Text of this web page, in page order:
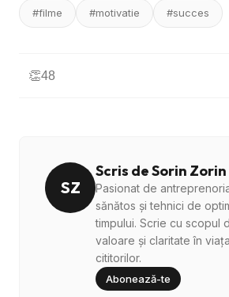
#filme #motivatie #succes
👏48
SZ
Scris de Sorin Zorin
Pasionat de
sănătos și tehnici de
timpului. Scrie cu scopul
valoare și claritate în
cititorilor.
Abonează-te